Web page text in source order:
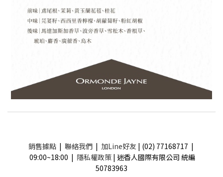
銷售據點| 聯絡我們| 加Line好友 | (02) 77168717 |
09:00~18:00 | 隱私權政策 | 迷香人國際有限公司 統編
50783963